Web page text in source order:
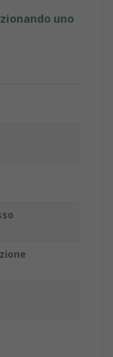
uno